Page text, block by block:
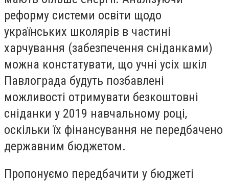
реформу системи освіти щодо
українських школярів в частині
харчування (забезпечення сніданками)
можна констатувати, що учні усіх шкіл
Павлограда будуть позбавлені
можливості отримувати безкоштовні
сніданки у 2019 навчальному році,
оскільки їх фінансування не передбачено
державним бюджетом.
Пропонуємо передбачити у бюджеті